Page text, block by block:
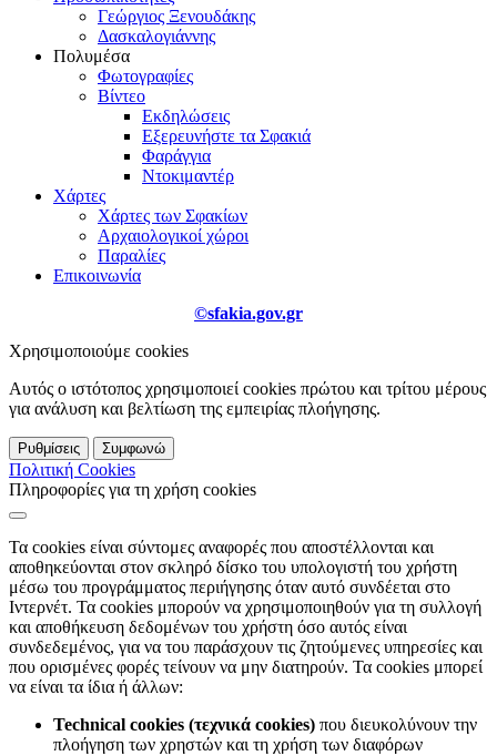
Γεώργιος Ξενουδάκης
Δασκαλογιάννης
Πολυμέσα
Φωτογραφίες
Βίντεο
Εκδηλώσεις
Εξερευνήστε τα Σφακιά
Φαράγγια
Ντοκιμαντέρ
Χάρτες
Χάρτες των Σφακίων
Αρχαιολογικοί χώροι
Παραλίες
Επικοινωνία
©sfakia.gov.gr
Χρησιμοποιούμε cookies
Αυτός ο ιστότοπος χρησιμοποιεί cookies πρώτου και τρίτου μέρους
για ανάλυση και βελτίωση της εμπειρίας πλοήγησης.
Ρυθμίσεις Συμφωνώ
Πολιτική Cookies
Πληροφορίες για τη χρήση cookies
Τα cookies είναι σύντομες αναφορές που αποστέλλονται και
αποθηκεύονται στον σκληρό δίσκο του υπολογιστή του χρήστη
μέσω του προγράμματος περιήγησης όταν αυτό συνδέεται στο
Ιντερνέτ. Τα cookies μπορούν να χρησιμοποιηθούν για τη συλλογή
και αποθήκευση δεδομένων του χρήστη όσο αυτός είναι
συνδεδεμένος, για να του παράσχουν τις ζητούμενες υπηρεσίες και
που ορισμένες φορές τείνουν να μην διατηρούν. Τα cookies μπορεί
να είναι τα ίδια ή άλλων:
Technical cookies (τεχνικά cookies) που διευκολύνουν την
πλοήγηση των χρηστών και τη χρήση των διαφόρων